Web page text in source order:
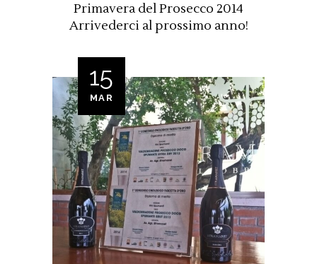
Primavera del Prosecco 2014
Arrivederci al prossimo anno!
15
MAR